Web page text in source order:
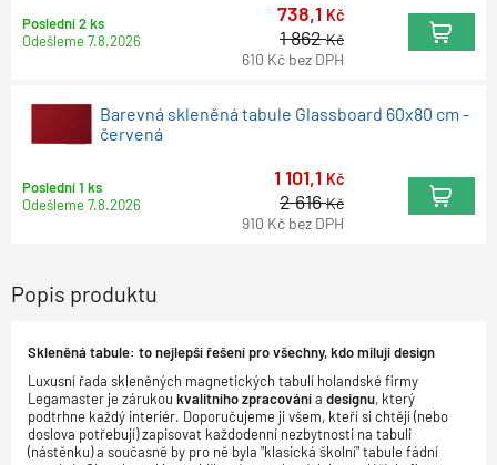
Poslední 2 ks
Odešleme7.8.2026
738,1 Kč
1 862Kč
610 Kč bez DPH
Barevná skleněná tabule Glassboard 60x80 cm -
červená
Poslední 1 ks
Odešleme7.8.2026
1 101,1 Kč
2 616Kč
910 Kč bez DPH
Popis produktu
Skleněná tabule: to nejlepší řešení pro všechny, kdo milují design
Luxusní řada skleněných magnetických tabulí holandské firmy
Legamaster je zárukou kvalitního zpracovánía designu, který
podtrhne každý interiér. Doporučujeme ji všem, kteří si chtějí (nebo
doslova potřebují) zapisovat každodenní nezbytnosti na tabuli
(nástěnku) a současně by pro ně byla "klasická školní" tabule fádní